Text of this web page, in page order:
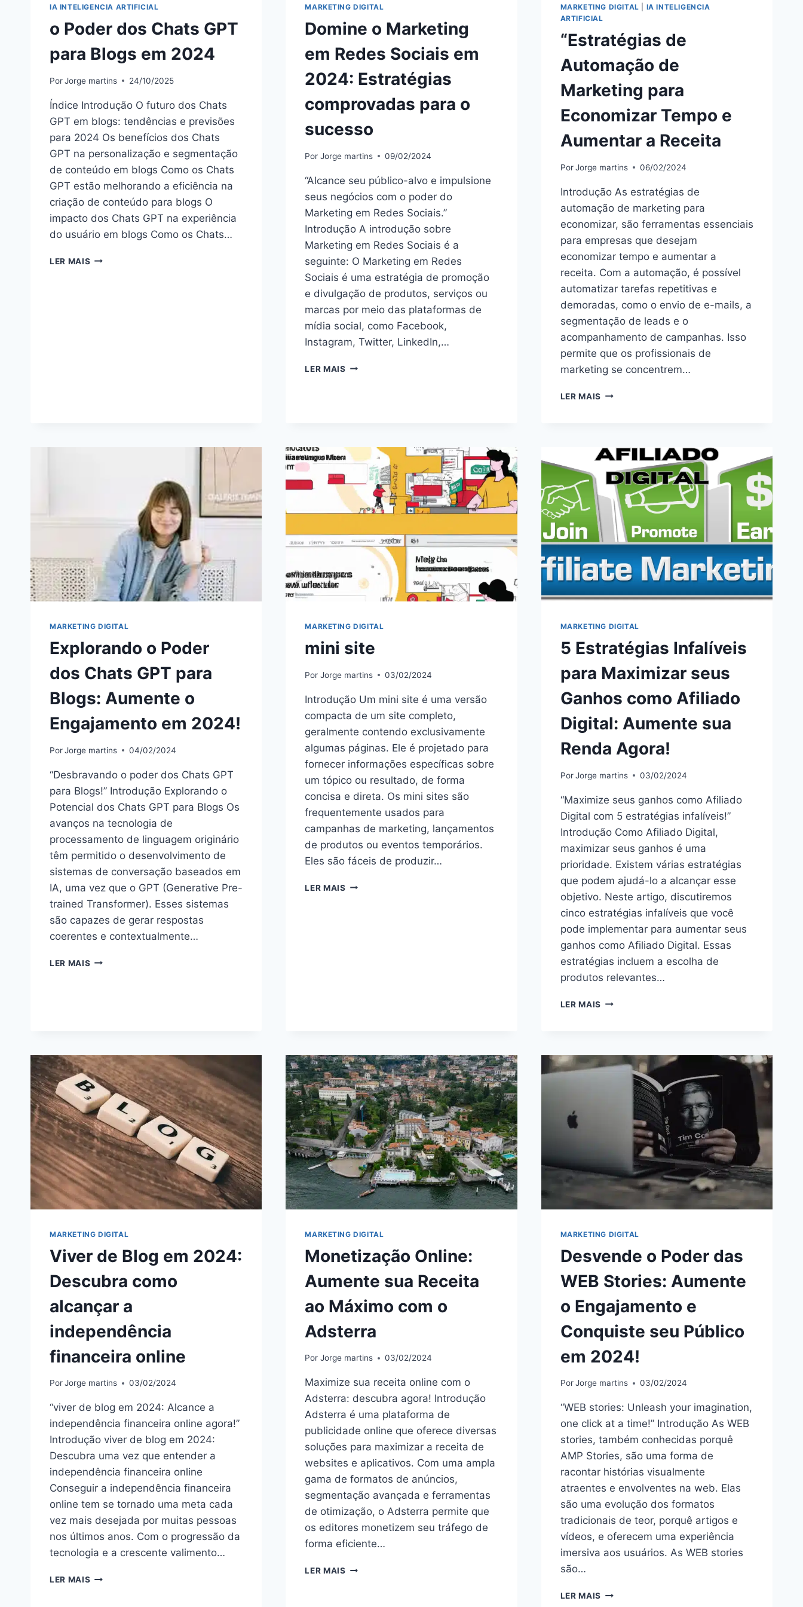
IA INTELIGENCIA ARTIFICIAL
o Poder dos Chats GPT
para Blogs em 2024
PorJorge martins 24/10/2025
Índice Introdução O futuro dos Chats
GPT em blogs: tendências e previsões
para 2024 Os benefícios dos Chats
GPT na personalização e segmentação
de conteúdo em blogs Como os Chats
GPT estão melhorando a eficiência na
criação de conteúdo para blogs O
impacto dos Chats GPT na experiência
do usuário em blogs Como os Chats…
LER MAIS O
MARKETING DIGITAL
Domine o Marketing
em Redes Sociais em
2024: Estratégias
comprovadas para o
sucesso
Por Jorge martins 09/02/2024
“Alcance seu público-alvo e impulsione
seus negócios com o poder do
Marketing em Redes Sociais.”
Introdução A introdução sobre
Marketing em Redes Sociais é a
seguinte: O Marketing em Redes
Sociais é uma estratégia de promoção
e divulgação de produtos, serviços ou
marcas por meio das plataformas de
mídia social, como Facebook,
Instagram, Twitter, LinkedIn,…
LER MAIS DOMINE
2024:
ESTRATÉGIAS
COMPROVADAS
PARA
O
SUCESSO
MARKETING DIGITAL
IA INTELIGENCIA
ARTIFICIAL
“Estratégias de
Automação de
Marketing para
Economizar Tempo e
Aumentar a Receita
Por Jorge martins 06/02/2024
Introdução As estratégias de
automação de marketing para
economizar, são ferramentas essenciais
para empresas que desejam
economizar tempo e aumentar a
receita. Com a automação, é possível
automatizar tarefas repetitivas e
demoradas, como o envio de e-mails, a
segmentação de leads e o
acompanhamento de campanhas. Isso
permite que os profissionais de
marketing se concentrem…
LER MAIS “ESTRATÉGIAS
PARA
ECONOMIZAR
TEMPO
E
AUMENTAR
A
RECEITA
MARKETING DIGITAL
Explorando o Poder
dos Chats GPT para
Blogs: Aumente o
Engajamento em 2024!
PorJorge martins 04/02/2024
“Desbravando o poder dos Chats GPT
para Blogs!” Introdução Explorando o
Potencial dos Chats GPT para Blogs Os
avanços na tecnologia de
processamento de linguagem originário
têm permitido o desenvolvimento de
sistemas de conversação baseados em
IA, uma vez que o GPT (Generative Pre-
trained Transformer). Esses sistemas
são capazes de gerar respostas
coerentes e contextualmente…
LER MAIS EXPLORANDO
AUMENTE
O
ENGAJAMENTO
EM
2024!
MARKETING DIGITAL
mini site
Por Jorge martins 03/02/2024
Introdução Um mini site é uma versão
compacta de um site completo,
geralmente contendo exclusivamente
algumas páginas. Ele é projetado para
fornecer informações específicas sobre
um tópico ou resultado, de forma
concisa e direta. Os mini sites são
frequentemente usados para
campanhas de marketing, lançamentos
de produtos ou eventos temporários.
Eles são fáceis de produzir…
LER MAIS MINI
MARKETING DIGITAL
5 Estratégias Infalíveis
para Maximizar seus
Ganhos como Afiliado
Digital: Aumente sua
Renda Agora!
Por Jorge martins 03/02/2024
“Maximize seus ganhos como Afiliado
Digital com 5 estratégias infalíveis!”
Introdução Como Afiliado Digital,
maximizar seus ganhos é uma
prioridade. Existem várias estratégias
que podem ajudá-lo a alcançar esse
objetivo. Neste artigo, discutiremos
cinco estratégias infalíveis que você
pode implementar para aumentar seus
ganhos como Afiliado Digital. Essas
estratégias incluem a escolha de
produtos relevantes…
LER MAIS 5
SEUS
GANHOS
AFILIADO
DIGITAL:
AUMENTE
AGORA!
MARKETING DIGITAL
Viver de Blog em 2024:
Descubra como
alcançar a
independência
financeira online
PorJorge martins 03/02/2024
“viver de blog em 2024: Alcance a
independência financeira online agora!”
Introdução viver de blog em 2024:
Descubra uma vez que entender a
independência financeira online
Conseguir a independência financeira
online tem se tornado uma meta cada
vez mais desejada por muitas pessoas
nos últimos anos. Com o progressão da
tecnologia e a crescente valimento…
LER MAIS VIVER
MARKETING DIGITAL
Monetização Online:
Aumente sua Receita
ao Máximo com o
Adsterra
Por Jorge martins 03/02/2024
Maximize sua receita online com o
Adsterra: descubra agora! Introdução
Adsterra é uma plataforma de
publicidade online que oferece diversas
soluções para maximizar a receita de
websites e aplicativos. Com uma ampla
gama de formatos de anúncios,
segmentação avançada e ferramentas
de otimização, o Adsterra permite que
os editores monetizem seu tráfego de
forma eficiente…
LER MAIS MONETIZAÇÃO
MARKETING DIGITAL
Desvende o Poder das
WEB Stories: Aumente
o Engajamento e
Conquiste seu Público
em 2024!
Por Jorge martins 03/02/2024
“WEB stories: Unleash your imagination,
one click at a time!” Introdução As WEB
stories, também conhecidas porquê
AMP Stories, são uma forma de
racontar histórias visualmente
atraentes e envolventes na web. Elas
são uma evolução dos formatos
tradicionais de teor, porquê artigos e
vídeos, e oferecem uma experiência
imersiva aos usuários. As WEB stories
são…
LER MAIS DESVENDE